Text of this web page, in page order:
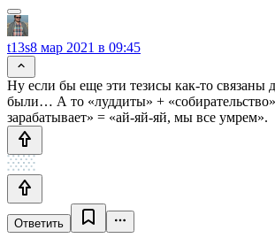
t13s8 мар 2021 в 09:45
Ну если бы еще эти тезисы как-то связаны
были… А то «луддиты» +
зарабатывает» = «ай-яй-яй, мы все умрем».
Ответить